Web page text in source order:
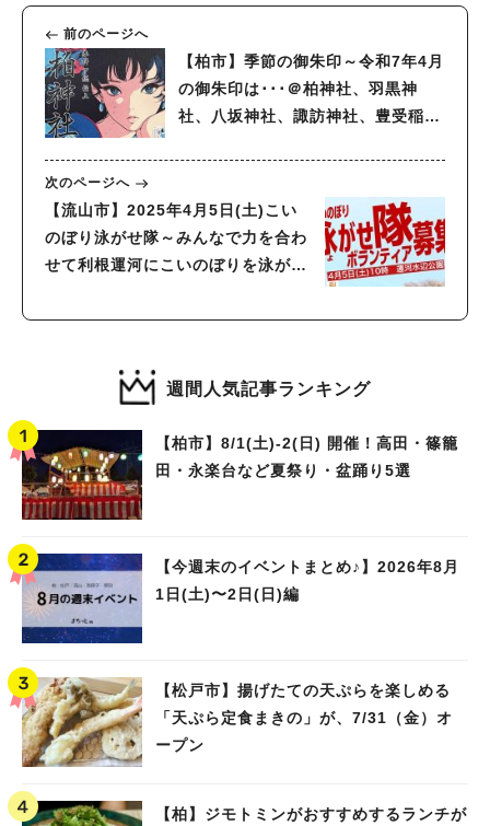
前のページへ
【柏市】季節の御朱印～令和7年4月
の御朱印は･･･＠柏神社、羽黒神
社、八坂神社、諏訪神社、豊受稲荷
次のページへ
【流山市】2025年4月5日(土)こい
のぼり泳がせ隊～みんなで力を合わ
せて利根運河にこいのぼりを泳がせ
週間人気記事ランキング
【柏市】8/1(土)‐2(日) 開催！高田・篠籠
田・永楽台など夏祭り・盆踊り5選
【今週末のイベントまとめ♪】2026年8月
1日(土)〜2日(日)編
【松戸市】揚げたての天ぷらを楽しめる
「天ぷら定食まきの」が、7/31（金）オ
ープン
【柏】ジモトミンがおすすめするランチが